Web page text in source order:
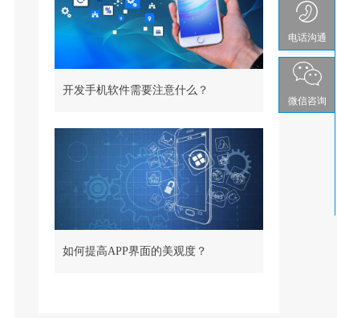
开发手机软件需要注意什么？
如何提高APP界面的美观度？
电话沟通
微信咨询